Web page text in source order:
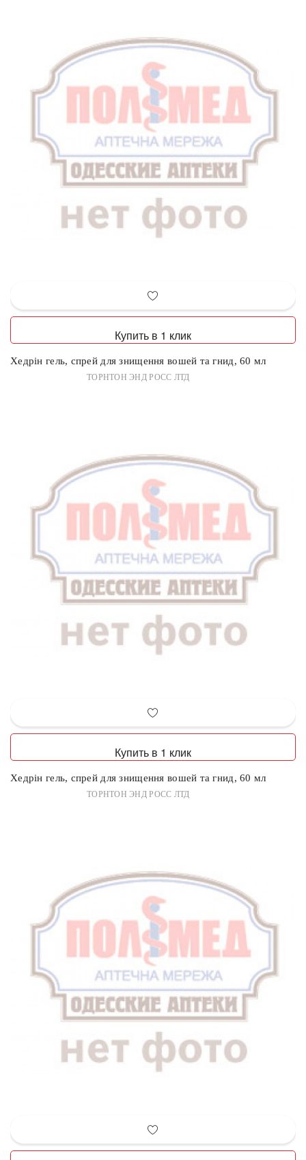
Купить в 1 клик
Хедрін гель, спрей для знищення вошей та гнид, 60 мл
ТОРНТОН ЭНД РОСС ЛТД
Купить в 1 клик
Хедрін гель, спрей для знищення вошей та гнид, 60 мл
ТОРНТОН ЭНД РОСС ЛТД